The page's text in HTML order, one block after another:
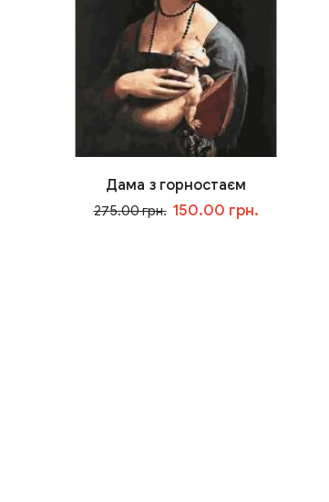
Дама з горностаєм
275.00 грн. 150.00 грн.